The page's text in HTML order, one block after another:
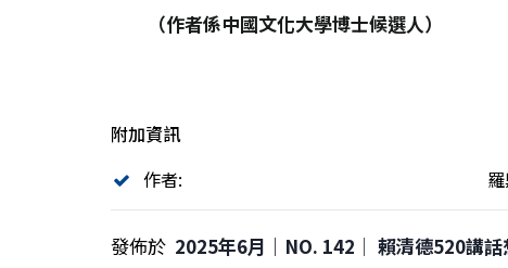
（作者係中國文化大學博士候選人）
附加資訊
作者:
發佈於 2025年6月｜NO. 142│ 賴清德520講話